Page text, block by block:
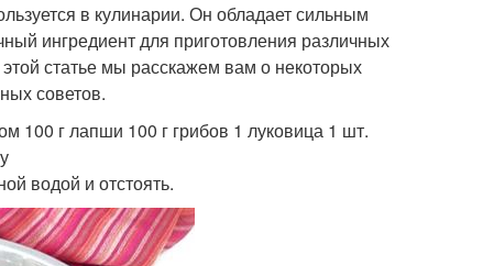
в кулинарии. Он обладает сильным
ингредиент для приготовления различных
статье мы расскажем вам о некоторых
советов.
г лапши 100 г грибов 1 луковица 1 шт.
водой и отстоять.